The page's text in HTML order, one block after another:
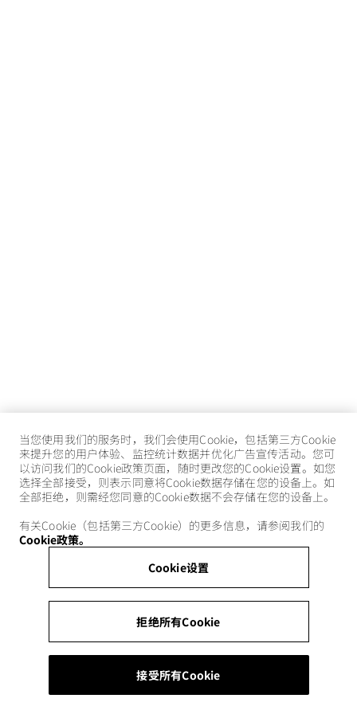
当您使用我们的服务时，我们会使用Cookie，包括第三方Cookie
来提升您的用户体验、监控统计数据并优化广告宣传活动。您可
以访问我们的Cookie政策页面，随时更改您的Cookie设置。如您
选择全部接受，则表示同意将Cookie数据存储在您的设备上。如
全部拒绝，则需经您同意的Cookie数据不会存储在您的设备上。
有关Cookie（包括第三方Cookie）的更多信息，请参阅我们的
Cookie政策。
Cookie设置
拒绝所有Cookie
接受所有Cookie